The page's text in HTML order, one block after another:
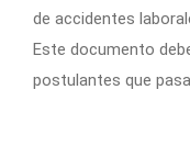
de accidentes
Este documento
postulantes que